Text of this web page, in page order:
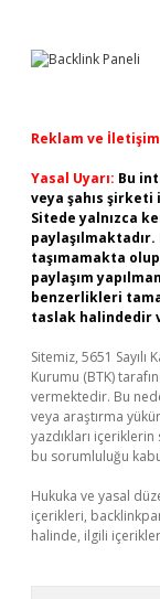
Reklam ve
Yasal Uyarı: Bu
veya şahıs şirketi
Sitede yalnızca
taşımamakta
paylaşım
benzerlikleri
taslak halindedir
Sitemiz, 5651
Kurumu (BTK)
vermektedir. Bu
veya araştırma
yazdıkları
bu sorumluluğu
Hukuka ve yasal
içerikleri,
halinde, ilgili